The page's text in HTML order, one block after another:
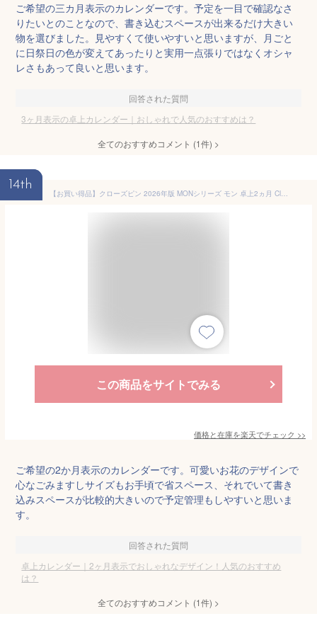
ご希望の三カ月表示のカレンダーです。予定を一目で確認なさ
りたいとのことなので、書き込むスペースが出来るだけ大きい
物を選びました。見やすくて使いやすいと思いますが、月ごと
に日祭日の色が変えてあったりと実用一点張りではなくオシャ
レさもあって良いと思います。
回答された質問
3ヶ月表示の卓上カレンダー｜おしゃれで人気のおすすめは？
全てのおすすめコメント (1件) >
14th
【お買い得品】クローズピン 2026年版 MONシリーズ モン 卓上2ヵ月 Clothes-Pin CL95692
この商品をサイトでみる
価格と在庫を楽天でチェック >>
ご希望の2か月表示のカレンダーです。可愛いお花のデザインで
心なごみますしサイズもお手頃で省スペース、それでいて書き
込みスペースが比較的大きいので予定管理もしやすいと思いま
す。
回答された質問
卓上カレンダー｜2ヶ月表示でおしゃれなデザイン！人気のおすすめ
は？
全てのおすすめコメント (1件) >